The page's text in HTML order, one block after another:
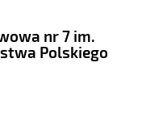
nr 7 im.
Polskiego